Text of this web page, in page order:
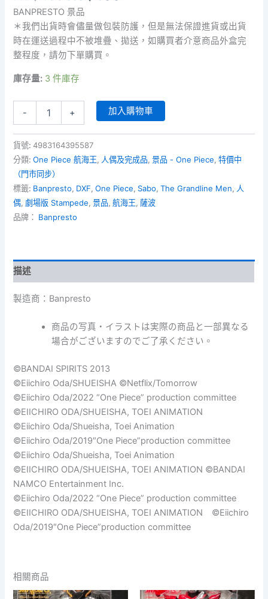
始
價
格：
NT$450。
價
格：
BANPRESTO 景品
＊我們出貨時會儘量做包裝防護，但是無法保證進貨或出貨
時在運送過程中不被堆疊、拋送，如購買者介意商品外盒完
整程度，請勿下單購買。
庫存量: 3 件庫存
-
場
版
Stampede
DXF~The
Grandline
Men~vol.2
-
數
量
+ 加入購物車
貨號:4983164395587
分類:One Piece 航海王, 人偶及完成品,景品 - One Piece,特價中
（門市同步）
標籤: Banpresto, DXF,One Piece, Sabo,The Grandline Men, 人
偶, 劇場版 Stampede,景品,航海王,薩波
品牌： Banpresto
描述
製造商：Banpresto
商品の写真・イラストは実際の商品と一部異なる
場合がございますのでご了承ください。
©BANDAI SPIRITS 2013
©Eiichiro Oda/SHUEISHA ©Netflix/Tomorrow
©Eiichiro Oda/2022 “One Piece” production committee
©EIICHIRO ODA/SHUEISHA, TOEI ANIMATION
©Eiichiro Oda/Shueisha, Toei Animation
©Eiichiro Oda/2019″One Piece”production committee
©Eiichiro Oda/Shueisha, Toei Animation
©EIICHIRO ODA/SHUEISHA, TOEI ANIMATION ©BANDAI
NAMCO Entertainment Inc.
©Eiichiro Oda/2022 “One Piece” production committee
©EIICHIRO ODA/SHUEISHA, TOEI ANIMATION ©Eiichiro
Oda/2019″One Piece”production committee
相關商品